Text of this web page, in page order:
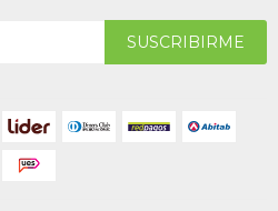
SUSCRIBIRME